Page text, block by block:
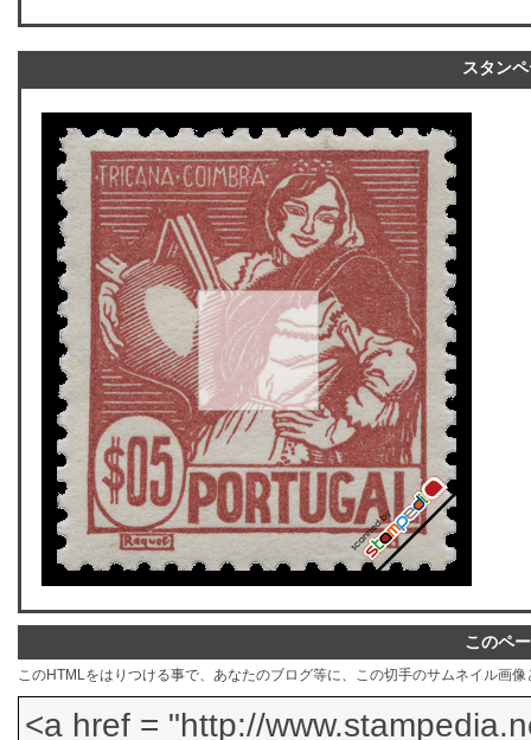
スタン
このペ
このHTMLをはりつける事で、あなたのブログ等に、この切手のサムネイル画